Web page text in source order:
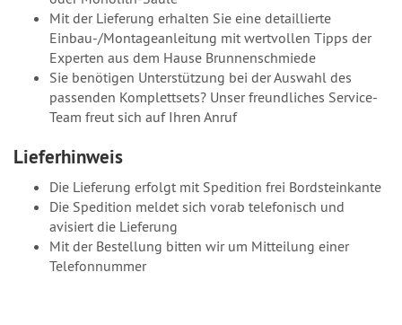
Mit der Lieferung erhalten Sie eine detaillierte
Einbau-/Montageanleitung mit wertvollen Tipps der
Experten aus dem Hause Brunnenschmiede
Sie benötigen Unterstützung bei der Auswahl des
passenden Komplettsets? Unser freundliches Service-
Team freut sich auf Ihren Anruf
Lieferhinweis
Die Lieferung erfolgt mit Spedition frei Bordsteinkante
Die Spedition meldet sich vorab telefonisch und
avisiert die Lieferung
Mit der Bestellung bitten wir um Mitteilung einer
Telefonnummer